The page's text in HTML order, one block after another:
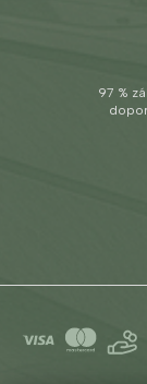
97 %